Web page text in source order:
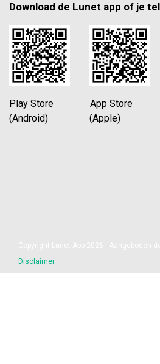
Download de Lunet app of je
Play Store App Store
(Android) (Apple)
Disclaimer